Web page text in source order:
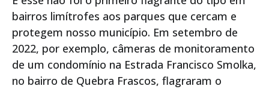
bairros limítrofes aos parques que cercam e
protegem nosso município. Em setembro de
2022, por exemplo, câmeras de monitoramento
de um condomínio na Estrada Francisco Smolka,
no bairro de Quebra Frascos, flagraram o